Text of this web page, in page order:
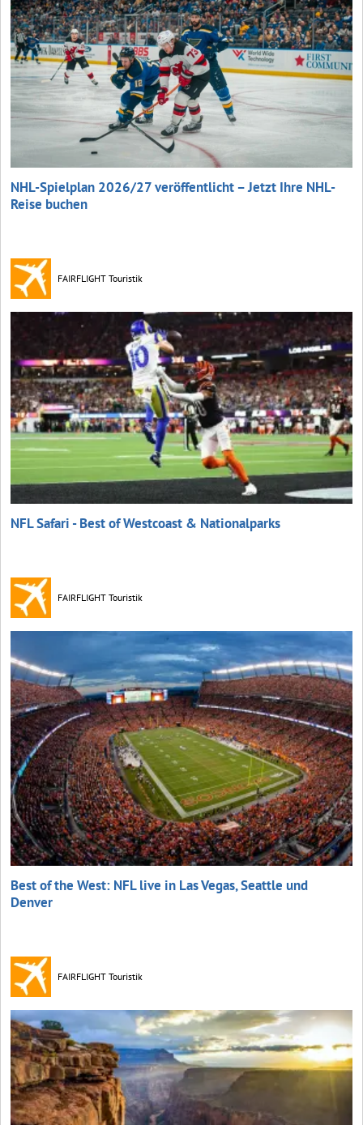
NHL-Spielplan 2026/27 veröffentlicht – Jetzt Ihre NHL-
Reise buchen
FAIRFLIGHT Touristik
NFL Safari - Best of Westcoast & Nationalparks
FAIRFLIGHT Touristik
Best of the West: NFL live in Las Vegas, Seattle und
Denver
FAIRFLIGHT Touristik